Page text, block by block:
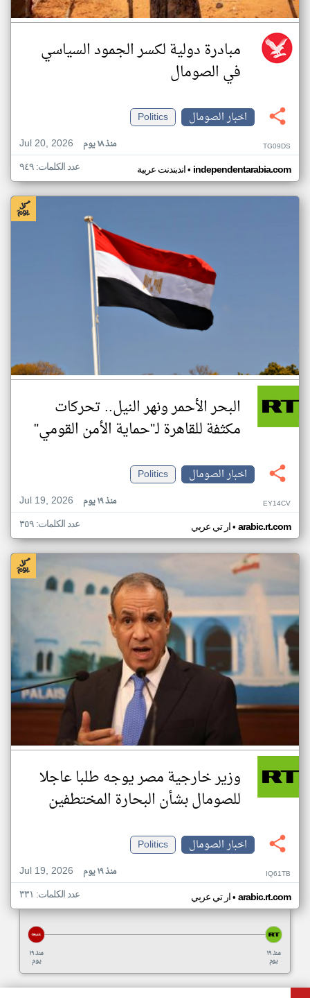
مبادرة دولية لكسر الجمود السياسي
في الصومال
اخبار الصومال
Politics
Jul 20, 2026
منذ ١٨ يوم TG09DS
اندبندنت عربية• independentarabia.com عدد الكلمات: ٩٤٩
البحر الأحمر ونهر النيل.. تحركات
مكثفة للقاهرة لـ"حماية الأمن القومي"
اخبار الصومال
Politics
Jul 19, 2026
منذ ١٩ يوم EY14CV
ار تي عربي• arabic.rt.com عدد الكلمات: ٣٥٩
وزير خارجية مصر يوجه طلبا عاجلا
للصومال بشأن البحارة المختطفين
اخبار الصومال
Politics
Jul 19, 2026
منذ ١٩ يوم IQ61TB
ار تي عربي• arabic.rt.com عدد الكلمات: ٣٣١
منذ ١٩
يوم
منذ ١٩
يوم